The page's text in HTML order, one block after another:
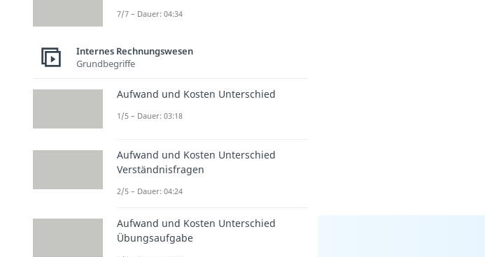
7/7 – Dauer: 04:34
Internes Rechnungswesen
Grundbegriffe
Aufwand und Kosten Unterschied
1/5 – Dauer: 03:18
Aufwand und Kosten Unterschied
Verständnisfragen
2/5 – Dauer: 04:24
Aufwand und Kosten Unterschied
Übungsaufgabe